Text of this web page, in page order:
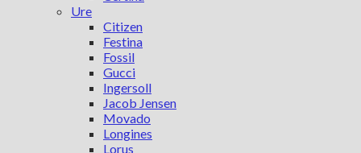
Ure
Citizen
Festina
Fossil
Gucci
Ingersoll
Jacob Jensen
Movado
Longines
Lorus